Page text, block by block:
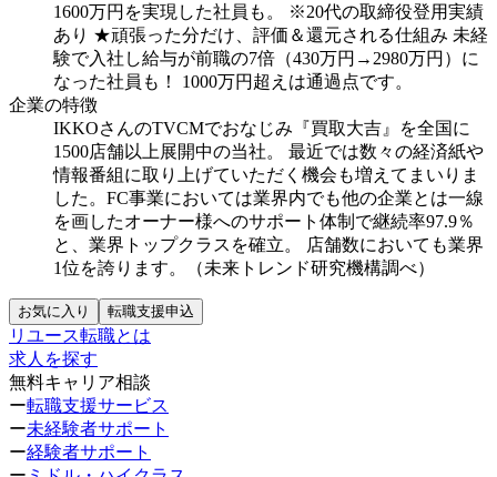
1600万円を実現した社員も。
※20代の取締役登用実績
あり ★頑張った分だけ、評価＆還元される仕組み 未経
験で入社し給与が前職の7倍（430万円→2980万円）に
なった社員も！
1000万円超えは通過点です。
企業の特徴
IKKOさんのTVCMでおなじみ『買取大吉』を全国に
1500店舗以上展開中の当社。
最近では数々の経済紙や
情報番組に取り上げていただく機会も増えてまいりま
した。FC事業においては業界内でも他の企業とは一線
を画したオーナー様へのサポート体制で継続率97.9％
と、業界トップクラスを確立。
店舗数においても業界
1位を誇ります。（未来トレンド研究機構調べ）
お気に入り 転職支援申込
リユース転職とは
求人を探す
無料キャリア相談
ー転職支援サービス
ー未経験者サポート
ー経験者サポート